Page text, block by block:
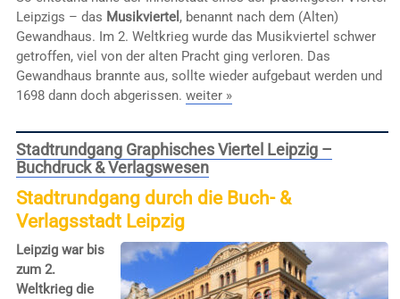
Leipzigs – das Musikviertel , benannt nach dem (Alten)
Gewandhaus. Im 2. Weltkrieg wurde das Musikviertel schwer
getroffen, viel von der alten Pracht ging verloren. Das
Gewandhaus brannte aus, sollte wieder aufgebaut werden und
1698 dann doch abgerissen. weiter »
Stadtrundgang Graphisches Viertel Leipzig –
Buchdruck & Verlagswesen
Stadtrundgang durch die Buch- &
Verlagsstadt Leipzig
Leipzig war bis
zum 2.
Weltkrieg die